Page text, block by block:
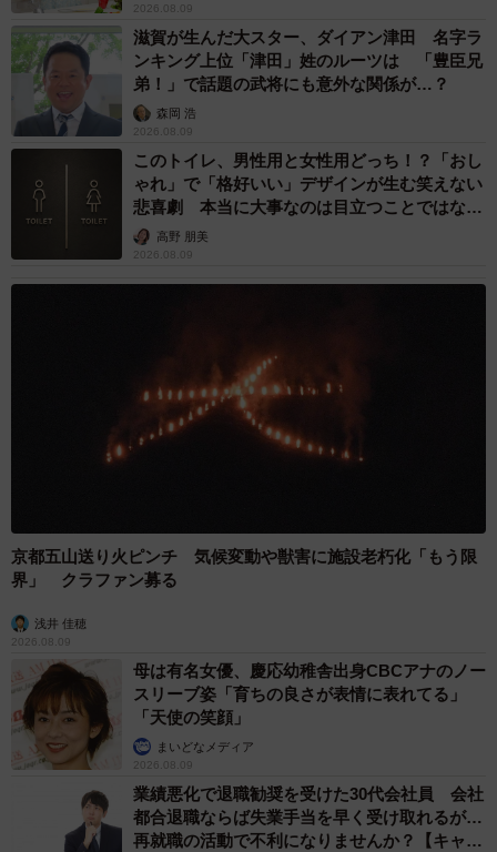
2026.08.09
滋賀が生んだ大スター、ダイアン津田 名字ラ
ンキング上位「津田」姓のルーツは 「豊臣兄
弟！」で話題の武将にも意外な関係が…？
森岡 浩
2026.08.09
このトイレ、男性用と女性用どっち！？「おし
ゃれ」で「格好いい」デザインが生む笑えない
悲喜劇 本当に大事なのは目立つことではな
く…高野 朋美
2026.08.09
京都五山送り火ピンチ 気候変動や獣害に施設老朽化「もう限
界」 クラファン募る
浅井 佳穂
2026.08.09
母は有名女優、慶応幼稚舎出身CBCアナのノー
スリーブ姿「育ちの良さが表情に表れてる」
「天使の笑顔」
まいどなメディア
2026.08.09
業績悪化で退職勧奨を受けた30代会社員 会社
都合退職ならば失業手当を早く受け取れるが…
再就職の活動で不利になりませんか？【キャリ